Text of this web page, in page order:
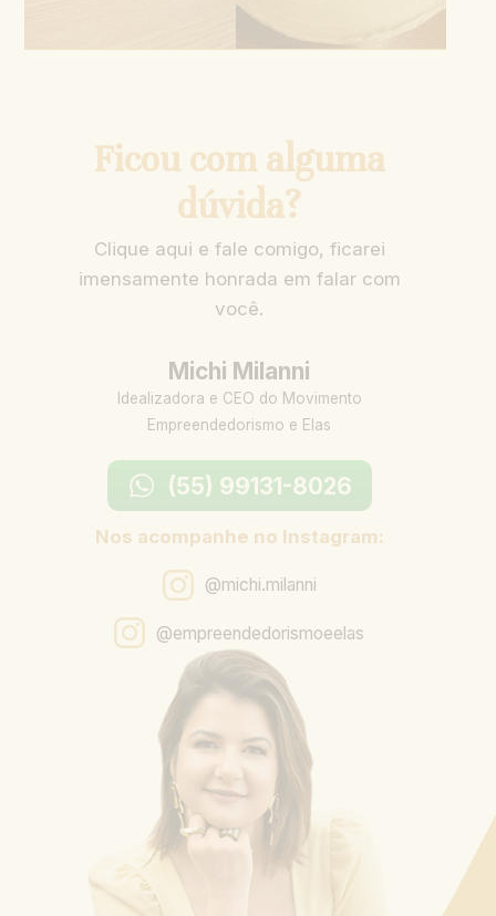
Ficou com alguma
dúvida?
Clique aqui e fale comigo, ficarei
imensamente honrada em falar com
você.
Michi Milanni
Idealizadora e CEO do Movimento
Empreendedorismo e Elas
(55) 99131-8026
Nos acompanhe no Instagram:
@michi.milanni
@empreendedorismoeelas